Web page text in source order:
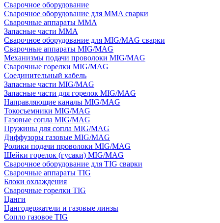
Сварочное оборудование
Сварочное оборудование для MMA сварки
Сварочные аппараты MMA
Запасные части MMA
Сварочное оборудование для MIG/MAG сварки
Сварочные аппараты MIG/MAG
Механизмы подачи проволоки MIG/MAG
Сварочные горелки MIG/MAG
Соединительный кабель
Запасные части MIG/MAG
Запасные части для горелок MIG/MAG
Направляющие каналы MIG/MAG
Токосъемники MIG/MAG
Газовые сопла MIG/MAG
Пружины для сопла MIG/MAG
Диффузоры газовые MIG/MAG
Ролики подачи проволоки MIG/MAG
Шейки горелок (гусаки) MIG/MAG
Сварочное оборудование для TIG сварки
Сварочные аппараты TIG
Блоки охлаждения
Сварочные горелки TIG
Цанги
Цангодержатели и газовые линзы
Сопло газовое TIG